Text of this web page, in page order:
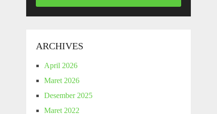
ARCHIVES
April 2026
Maret 2026
Desember 2025
Maret 2022